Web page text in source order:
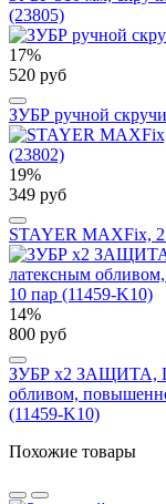
(23805)
17%
520 руб
ЗУБР ручной
19%
349 руб
STAYER MAXFix,
14%
800 руб
ЗУБР х2 ЗАЩИТА,
обливом,
(11459-K10)
Похожие товары